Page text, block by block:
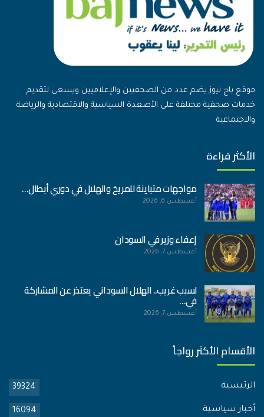
موقع باج نيوز يضم عدد من الصحفيين والإعلاميين ويسعى لتقديم
خدمات صحفية مختلفة على الأصعدة السياسية والاقتصادية والرياضة
والاجتماعية
الأكثر قراءة
مواجهات متباينة للمريخ والهلال في دوري أبطال…
أغسطس 6, 2026
إعفاء وزير في السودان
أغسطس 7, 2026
لسبب غريب.. الهلال السوداني يعتذر عن المشاركة
في…
أغسطس 7, 2026
الأقسام الأكثر رواجاً
الرئيسية 39324
أخبار سياسية 16094